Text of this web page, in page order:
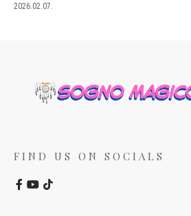
2026.02.07.
FIND US ON SOCIALS